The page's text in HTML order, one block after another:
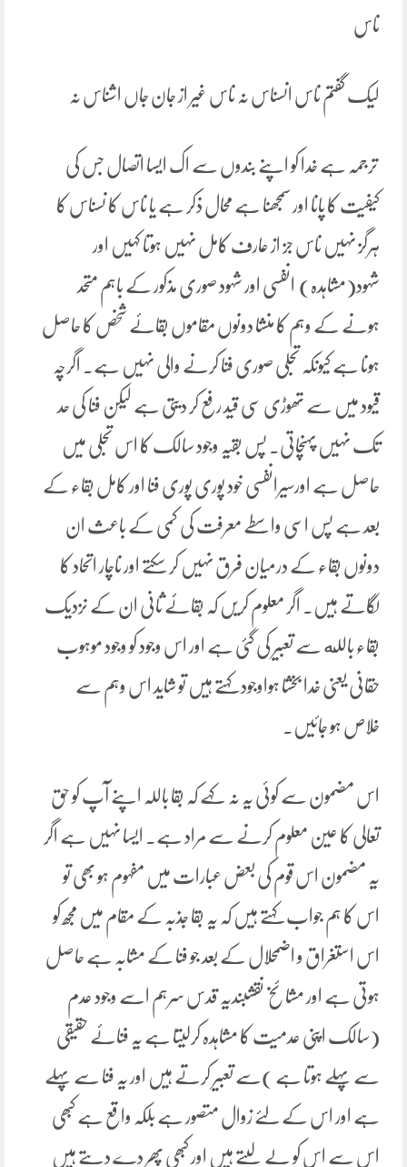
ناس
لیک گفتم ناس انسناس نہ ناس غیر از جان جاں اشناس نہ
ترجمہ ہے خدا کو اپنے بندوں سے اک ایسا اتصال جس کی
کیفیت کا پانا اور سمجھنا ہے محال ذکر ہے یا ناس کا نسناس کا
ہرگز نہیں ناس جز از عارف کامل نہیں ہوتا کہیں اور
شہود(مشاہدہ) انفسی اور شہود صوری مذکور کے باہم متحد
ہونے کے وہم کا منشا دونوں مقاموں بقائے شخص کا حاصل
ہونا ہے کیونکہ تجلی صوری فنا کرنے والی نہیں ہے۔ اگرچہ
قیود میں سے تھوڑی سی قید رفع کر دیتی ہے لیکن فنا کی حد
تک نہیں پہنچاتی۔ پس بقیہ وجود سالک کا اس تجلی میں
حاصل ہے اورسیرانفسی خود پوری پوری فنا اور کامل بقاء کے
بعد ہے پس اسی واسطے معرفت کی کمی کے باعث ان
دونوں بقاء کے درمیان فرق نہیں کر سکتے اور ناچار اتحاد کا
لگاتے ہیں۔ اگر معلوم کریں کہ بقائے ثانی ان کے نزدیک
بقاء بالله سے تعبیر کی گئی ہے اور اس وجود کو وجود موہوب
حقانی یعنی خدا بخشا ہواوجود کہتے ہیں تو شاید اس وہم سے
خلاص ہو جائیں۔
اس مضمون سے کوئی یہ نہ کہے کہ بقا باللہ اپنے آپ کو حق
تعالی کا عین معلوم کرنے سے مراد ہے۔ ایسا نہیں ہے اگر
یہ مضمون اس قوم کی بعض عبارات میں مفہوم ہو بھی تو
اس کا ہم جواب کہتے ہیں کہ یہ بقا جذبہ کے مقام میں مجھ کو
اس استغراق و اضمحلال کے بعد جو فنا کے مشابہ ہے حاصل
ہوتی ہے اور مشائخ نقشبندیہ قدس سرہم اسے وجود عدم
(سالک اپنی عدمیت کا مشاہدہ کرلیتا ہے یہ فنائے حقیقی
سے پہلے ہوتا ہے )سے تعبیر کرتے ہیں اور یہ فنا سے پہلے
ہے اور اس کے لئے زوال متصور ہے بلکہ واقع ہے کبھی
اس سے اس کو لے لیتے ہیں اور کبھی پھر دے دیتے ہیں